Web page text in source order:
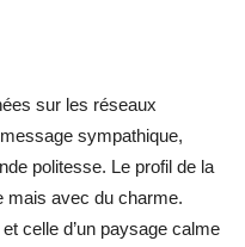
sur les réseaux
sympathique,
politesse. Le profil de la
mais avec du charme.
celle d’un paysage calme